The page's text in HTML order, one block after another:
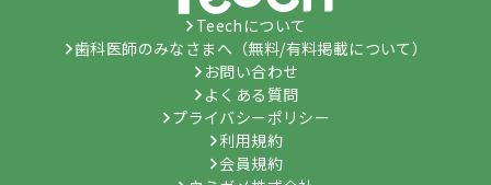
Teechについて
歯科医師のみなさまへ（無料/有料掲載について）
お問い合わせ
よくある質問
プライバシーポリシー
利用規約
会員規約